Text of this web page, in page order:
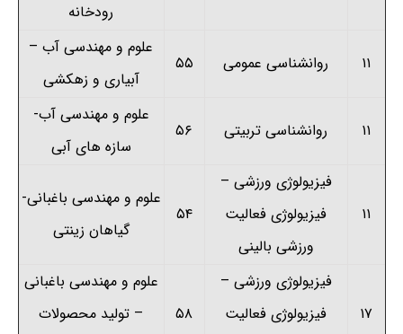
رودخانه
۱۱ روانشناسی عمومی ۵۵
علوم و مهندسی آب –
آبیاری و زهکشی
۱۱ روانشناسی تربیتی ۵۶
علوم و مهندسی آب-
سازه های آبی
۱۱
فیزیولوژی ورزشی –
فیزیولوژی فعالیت
ورزشی بالینی
۵۴
علوم و مهندسی باغبانی-
گیاهان زینتی
۱۷
فیزیولوژی ورزشی –
فیزیولوژی فعالیت
۵۸
علوم و مهندسی باغبانی
– تولید محصولات